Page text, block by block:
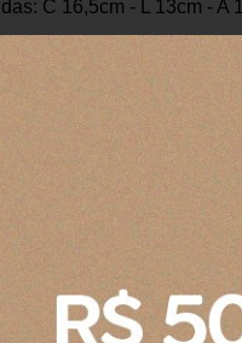
C 16,5cm - L 13cm - A
toalhas, tenho
Algodão Egípcio
de Cerâmica Le Creuset